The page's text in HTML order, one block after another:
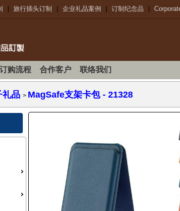
旅行插头订制 企业礼品案例 订制纪念品
订购流程 合作客户 联络我们
礼品 > MagSafe支架卡包- 21328